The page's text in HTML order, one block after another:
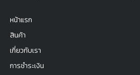
หน้าแรก
สินค้า
เกี่ยวกับเรา
การชำระเงิน